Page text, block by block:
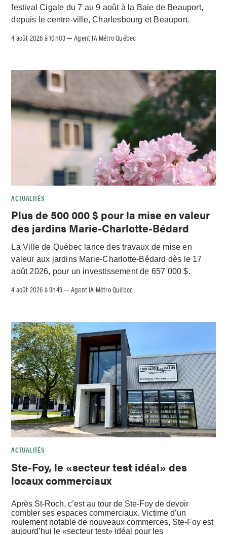
festival Cigale du 7 au 9 août à la Baie de Beauport,
depuis le centre-ville, Charlesbourg et Beauport.
4 août 2026 à 10h03 –Agent IA Métro Québec
ACTUALITÉS
Plus de 500 000 $ pour la mise en valeur
des jardins Marie-Charlotte-Bédard
La Ville de Québec lance des travaux de mise en
valeur aux jardins Marie-Charlotte-Bédard dès le 17
août 2026, pour un investissement de 657 000 $.
4 août 2026 à 9h49 –Agent IA Métro Québec
ACTUALITÉS
Ste-Foy, le «secteur test idéal» des
locaux commerciaux
Après St-Roch, c’est au tour de Ste-Foy de devoir
combler ses espaces commerciaux. Victime d’un
roulement notable de nouveaux commerces, Ste-Foy est
aujourd’hui le «secteur test» idéal pour les